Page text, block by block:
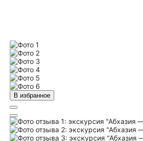
В избранное